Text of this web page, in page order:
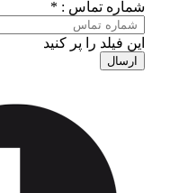
شماره تماس : *
این فیلد را پر کنید
ارسال